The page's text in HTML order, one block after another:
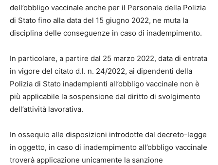
dell’obbligo vaccinale anche per il Personale della Polizia
di Stato fino alla data del 15 giugno 2022, ne muta la
disciplina delle conseguenze in caso di inadempimento.
In particolare, a partire dal 25 marzo 2022, data di entrata
in vigore del citato d.l. n. 24/2022, ai dipendenti della
Polizia di Stato inadempienti all’obbligo vaccinale non è
più applicabile la sospensione dal diritto di svolgimento
dell’attività lavorativa.
In ossequio alle disposizioni introdotte dal decreto-legge
in oggetto, in caso di inadempimento all’obbligo vaccinale
troverà applicazione unicamente la sanzione